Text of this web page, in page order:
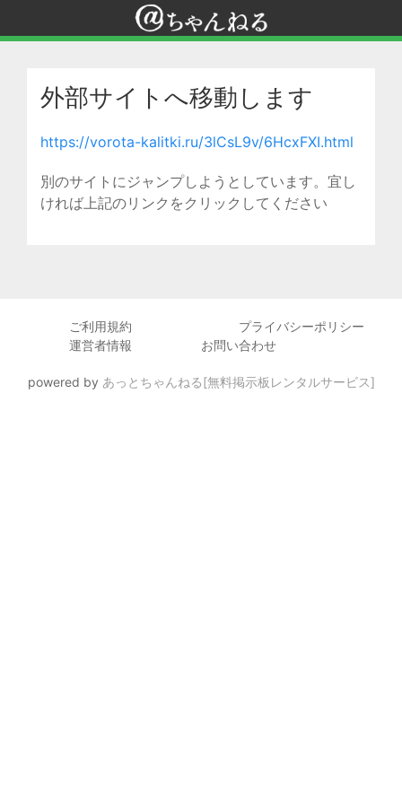
外部サイトへ移動します
https://vorota-kalitki.ru/3lCsL9v/6HcxFXI.html
別のサイトにジャンプしようとしています。宜し
ければ上記のリンクをクリックしてください
ご利用規約
プライバシーポリシー
運営者情報
お問い合わせ
powered by あっとちゃんねる[無料掲示板レンタルサービス]